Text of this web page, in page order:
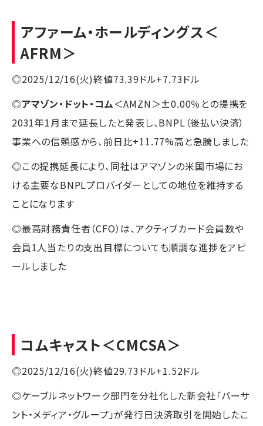
アファーム・ホールディングス＜
AFRM＞
◎2025/12/16(火)終値73.39ドル+7.73ドル
◎アマゾン・ドット・コム＜AMZN＞±0.00％との提携を
2031年1月まで延長したと発表し、BNPL（後払い決済）
事業への信頼感から、前日比+11.77%高と急騰しました
◎この提携延長により、同社はアマゾンの米国市場にお
ける主要なBNPLプロバイダーとしての地位を維持する
ことになります
◎最高財務責任者（CFO）は、アクティブカード会員数や
会員1人当たりの支出目標についても順調な進捗をアピ
ールしました
コムキャスト＜CMCSA＞
◎2025/12/16(火)終値29.73ドル+1.52ドル
◎ケーブルネットワーク部門を分社化した新会社「バーサ
ント・メディア・グループ」が発行日決済取引を開始したこ